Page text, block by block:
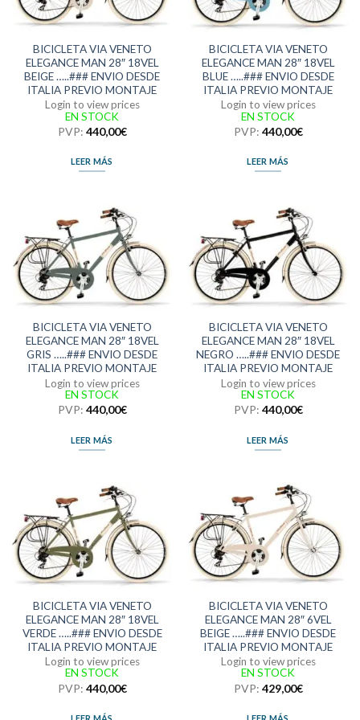
BICICLETA VIA VENETO
ELEGANCE MAN 28″ 18VEL
BEIGE …..### ENVIO DESDE
ITALIA PREVIO MONTAJE
Login to view prices
EN STOCK
PVP: 440,00€
LEER MÁS
BICICLETA VIA VENETO
ELEGANCE MAN 28″ 18VEL
BLUE …..### ENVIO DESDE
ITALIA PREVIO MONTAJE
Login to view prices
EN STOCK
PVP: 440,00€
LEER MÁS
BICICLETA VIA VENETO
ELEGANCE MAN 28″ 18VEL
GRIS …..### ENVIO DESDE
ITALIA PREVIO MONTAJE
Login to view prices
EN STOCK
PVP: 440,00€
LEER MÁS
BICICLETA VIA VENETO
ELEGANCE MAN 28″ 18VEL
NEGRO …..### ENVIO DESDE
ITALIA PREVIO MONTAJE
Login to view prices
EN STOCK
PVP: 440,00€
LEER MÁS
BICICLETA VIA VENETO
ELEGANCE MAN 28″ 18VEL
VERDE …..### ENVIO DESDE
ITALIA PREVIO MONTAJE
Login to view prices
EN STOCK
PVP: 440,00€
BICICLETA VIA VENETO
ELEGANCE MAN 28″ 6VEL
BEIGE …..### ENVIO DESDE
ITALIA PREVIO MONTAJE
Login to view prices
EN STOCK
PVP: 429,00€